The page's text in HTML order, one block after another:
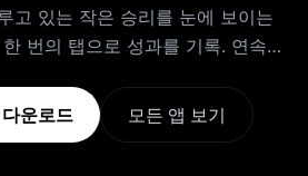
고 있는 작은 승리를 눈에 보이는
번의 탭으로 성과를 기록. 연속기
나 직접 추가 2. 연속기록이 자라
운로드 모든 앱 보기